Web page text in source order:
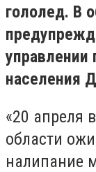
гололед. В
населения
«20 апреля
области
налипание